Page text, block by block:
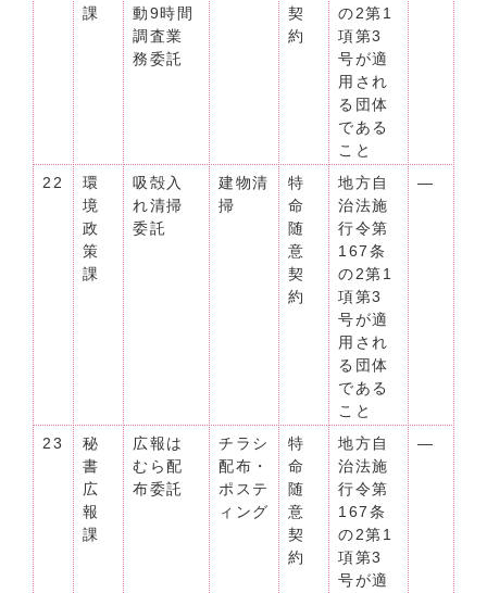
課
動9時間
調査業
務委託
契
約
の2第1
項第3
号が適
用され
る団体
である
こと
22
環
境
政
策
課
吸殻入
れ清掃
委託
建物清
掃
特
命
随
意
契
約
地方自
治法施
行令第
167条
の2第1
項第3
号が適
用され
る団体
である
こと
―
23
秘
書
広
報
課
広報は
むら配
布委託
チラシ
配布・
ポステ
ィング
特
命
随
意
契
約
地方自
治法施
行令第
167条
の2第1
項第3
号が適
―